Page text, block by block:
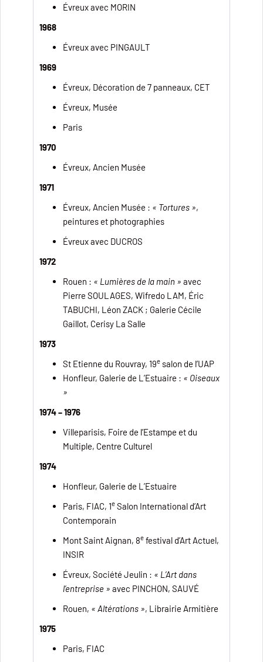
Évreux avec MORIN
1968
Évreux avec PINGAULT
1969
Évreux, Décoration de 7 panneaux, CET
Évreux, Musée
Paris
1970
Évreux, Ancien Musée
1971
Évreux, Ancien Musée : « Tortures »,
peintures et photographies
Évreux avec DUCROS
1972
Rouen : « Lumières de la main » avec
Pierre SOULAGES, Wifredo LAM, Éric
TABUCHI, Léon ZACK ; Galerie Cécile
Gaillot, Cerisy La Salle
1973
St Etienne du Rouvray, 19e salon de l’UAP
Honfleur, Galerie de L’Estuaire : « Oiseaux
»
1974 – 1976
Villeparisis, Foire de l’Estampe et du
Multiple, Centre Culturel
1974
Honfleur, Galerie de L’Estuaire
Paris, FIAC, 1e Salon International d’Art
Contemporain
Mont Saint Aignan, 8e festival d’Art Actuel,
INSIR
Évreux, Société Jeulin : « L’Art dans
l’entreprise » avec PINCHON, SAUVÉ
Rouen, « Altérations », Librairie Armitière
1975
Paris, FIAC